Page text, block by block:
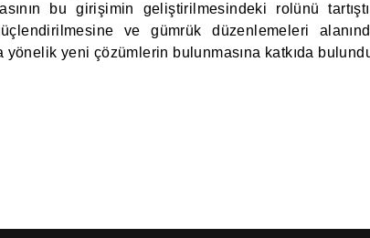
bu girişimin geliştirilmesindeki rolünü
ve gümrük düzenlemeleri
yönelik yeni çözümlerin bulunmasına katkıda